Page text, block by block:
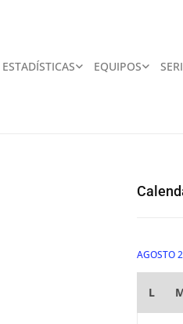
ESTADÍSTICAS EQUIPOS
AGOSTO
L